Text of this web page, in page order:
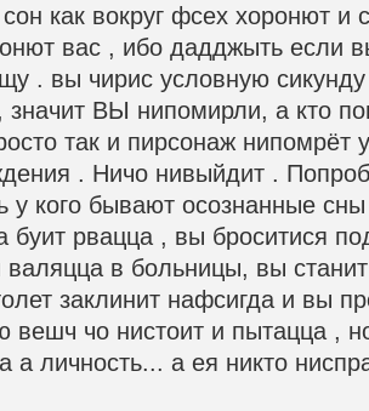
как вокруг фсех хоронют и
вас , ибо дадджыть если
. вы чирис условную
значит ВЫ нипомирли, а кто
так и пирсонаж нипомрёт
. Ничо нивыйдит .
у кого бывают осознанные
буит рвацца , вы броситися
валяцца в больницы, вы
заклинит нафсигда и вы
вешч чо нистоит и пытацца ,
а личность... а ея никто